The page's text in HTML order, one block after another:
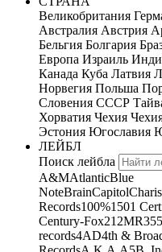
Великобритания
Австралия Австрия
Бельгия Болгария
Европа Израиль
Канада Куба Латвия
Норвегия Польша
Словения СССР
Хорватия Чехия
Эстония Югославия
ЛЕЙБЛ
Поиск лейбла
A&MAtlanticBlue
NoteBrainCapitol
Records100%1501
Century-Fox21 2MR
records4AD4th &